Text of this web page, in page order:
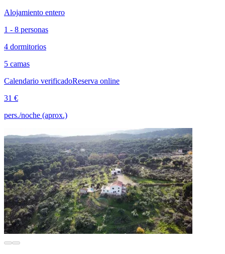
Alojamiento entero
1 - 8 personas
4 dormitorios
5 camas
Calendario verificadoReserva online
31 €
pers./noche (aprox.)